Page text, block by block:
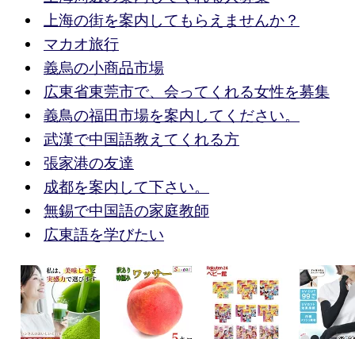
上海の街を案内してもらえませんか？
マカオ旅行
義烏の小商品市場
広東省東莞市で、会ってくれる女性を募集
義鳥の福田市場を案内してください。
武漢で中国語教えてくれる方
張家港の友達
成都を案内して下さい。
無錫で中国語の家庭教師
広東語を学びたい